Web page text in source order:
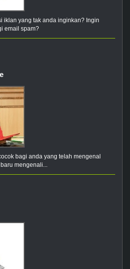
iklan yang tak anda inginkan? Ingin
email spam?
bagi anda yang telah mengenal
mengenali...